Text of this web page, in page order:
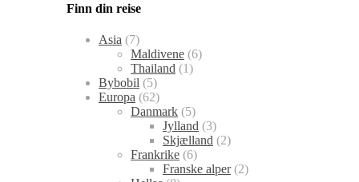
Finn din reise
Asia (7)
Maldivene (6)
Thailand (1)
Bybobil (5)
Europa (62)
Danmark (5)
Jylland (3)
Skjælland (2)
Frankrike (6)
Franske alper(2)